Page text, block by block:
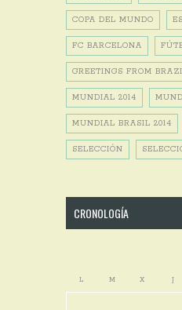
COPA DEL MUNDO
FC BARCELONA
GREETINGS FROM
MUNDIAL 2014
MUNDIAL BRASIL 2014
SELECCIÓN
CRONOLOGÍA
L M X J